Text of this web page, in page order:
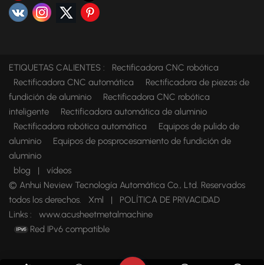
ETIQUETAS CALIENTES :
Rectificadora CNC robótica
Rectificadora CNC automática
Rectificadora de piezas de
fundición de aluminio
Rectificadora CNC robótica
inteligente
Rectificadora automática de aluminio
Rectificadora robótica automática
Equipos de pulido de
aluminio
Equipos de posprocesamiento de fundición de
aluminio
blog
|
vídeos
© Anhui Neview Tecnología Automática Co., Ltd. Reservados
todos los derechos.
Xml |
POLÍTICA DE PRIVACIDAD
Links :
www.acusheetmetalmachine
Red IPv6 compatible